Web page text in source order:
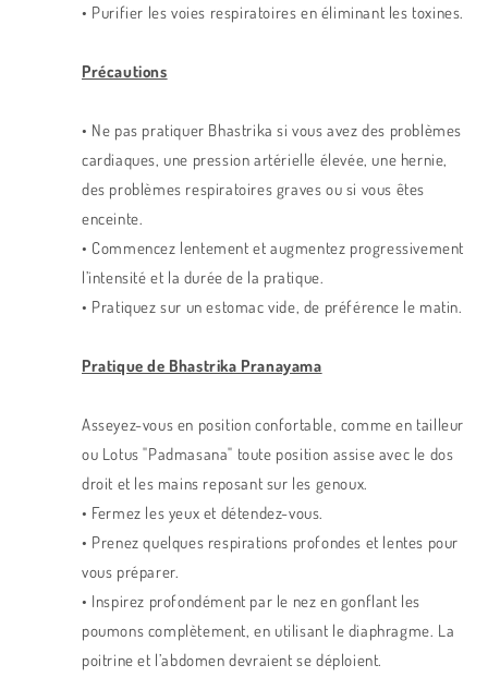
• Purifier les voies respiratoires en éliminant les toxines.
Précautions
• Ne pas pratiquer Bhastrika si vous avez des problèmes
cardiaques, une pression artérielle élevée, une hernie,
des problèmes respiratoires graves ou si vous êtes
enceinte.
• Commencez lentement et augmentez progressivement
l’intensité et la durée de la pratique.
• Pratiquez sur un estomac vide, de préférence le matin.
Pratique de Bhastrika Pranayama
Asseyez-vous en position confortable, comme en tailleur
ou Lotus "Padmasana" toute position assise avec le dos
droit et les mains reposant sur les genoux.
• Fermez les yeux et détendez-vous.
• Prenez quelques respirations profondes et lentes pour
vous préparer.
• Inspirez profondément par le nez en gonflant les
poumons complètement, en utilisant le diaphragme. La
poitrine et l’abdomen devraient se déploient.